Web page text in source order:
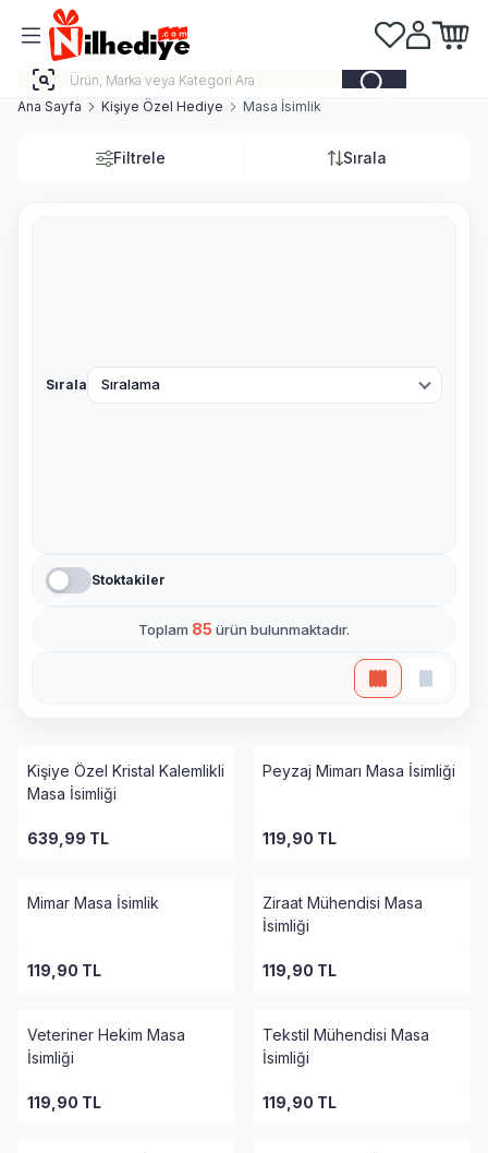
Favorilerim
Hesabım
Ana Sayfa Kişiye Özel Hediye Masa İsimlik
Filtrele Sırala
Sırala
Stoktakiler
Toplam 85 ürün bulunmaktadır.
Kişiye Özel Kristal Kalemlikli
Masa İsimliği
639,99 TL
Tükendi
Peyzaj Mimarı Masa İsimliği
119,90 TL
Tükendi
Mimar Masa İsimlik
119,90 TL
Tükendi
Ziraat Mühendisi Masa
İsimliği
119,90 TL
Tükendi
Veteriner Hekim Masa
İsimliği
119,90 TL
Tükendi
Tekstil Mühendisi Masa
İsimliği
119,90 TL